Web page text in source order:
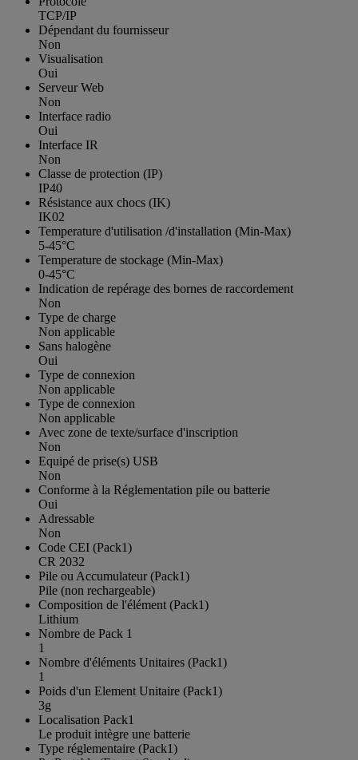
TCP/IP
Dépendant du fournisseur
Non
Visualisation
Oui
Serveur Web
Non
Interface radio
Oui
Interface IR
Non
Classe de protection (IP)
IP40
Résistance aux chocs (IK)
IK02
Temperature d'utilisation /d'installation (Min-Max)
5-45°C
Temperature de stockage (Min-Max)
0-45°C
Indication de repérage des bornes de raccordement
Non
Type de charge
Non applicable
Sans halogène
Oui
Type de connexion
Non applicable
Type de connexion
Non applicable
Avec zone de texte/surface d'inscription
Non
Equipé de prise(s) USB
Non
Conforme à la Réglementation pile ou batterie
Oui
Adressable
Non
Code CEI (Pack1)
CR 2032
Pile ou Accumulateur (Pack1)
Pile (non rechargeable)
Composition de l'élément (Pack1)
Lithium
Nombre de Pack 1
1
Nombre d'éléments Unitaires (Pack1)
1
Poids d'un Element Unitaire (Pack1)
3g
Localisation Pack1
Le produit intègre une batterie
Type réglementaire (Pack1)